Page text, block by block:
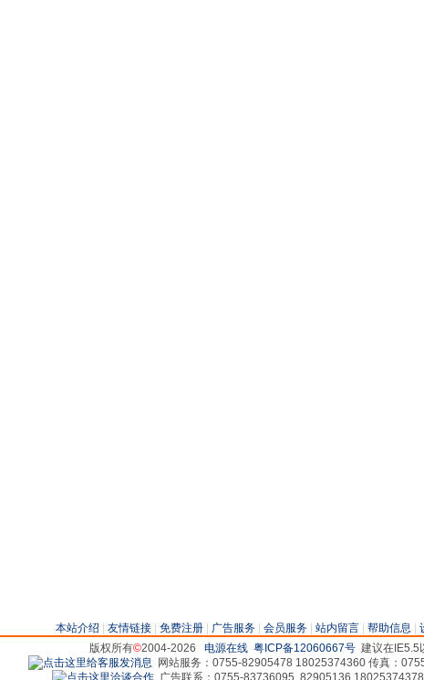
本站介绍 友情链接 免费注册 广告服务 会员服务 站内留言 帮助信息
版权所有©2004-2026 电源在线 粤ICP备12060667号 建议在IE5.5
网站服务：0755-82905478 18025374360 传真：
广告联系：0755-83736095 82905136